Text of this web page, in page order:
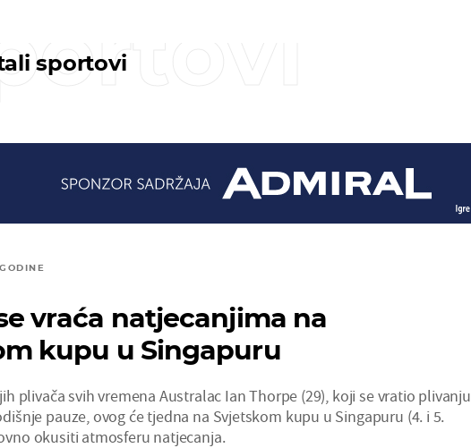
sportovi
vraća natjecanjima na
kupu u Singapuru
plivača svih vremena Australac Ian Thorpe (29), koji se vratio plivanju
pauze, ovog će tjedna na Svjetskom kupu u Singapuru (4. i 5.
okusiti atmosferu natjecanja.